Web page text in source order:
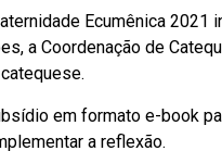
Ecumênica
a Coordenação de
em formato e-book
a reflexão.